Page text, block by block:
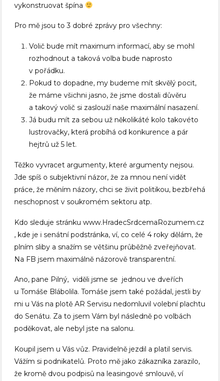
vykonstruovat špína
Pro mě jsou to 3 dobré zprávy pro všechny:
Volič bude mít maximum informací, aby se mohl
rozhodnout a taková volba bude naprosto
v pořádku.
Pokud to dopadne, my budeme mít skvělý pocit,
že máme všichni jasno, že jsme dostali důvěru
a takový volič si zaslouží naše maximální nasazení.
Já budu mít za sebou už několikáté kolo takovéto
lustrovačky, která probíhá od konkurence a pár
hejtrů už 5 let.
Těžko vyvracet argumenty, které argumenty nejsou.
Jde spíš o subjektivní názor, že za mnou není vidět
práce, že měním názory, chci se živit politikou, bezbřehá
neschopnost v soukromém sektoru atp.
Kdo sleduje stránku www.HradecSrdcemaRozumem.cz
, kde je i senátní podstránka, ví, co celé 4 roky dělám, že
plním sliby a snažím se většinu průběžně zveřejňovat.
Na FB jsem maximálně názorově transparentní.
Ano, pane Pilný, viděli jsme se jednou ve dveřích
u Tomáše Blábolila. Tomáše jsem také požádal, jestli by
mi u Vás na plotě AR Servisu nedomluvil volební plachtu
do Senátu. Za to jsem Vám byl následně po volbách
poděkovat, ale nebyl jste na salonu.
Koupil jsem u Vás vůz. Pravidelně jezdil a platil servis.
Vážím si podnikatelů. Proto mě jako zákazníka zarazilo,
že kromě dvou podpisů na leasingové smlouvě, ví